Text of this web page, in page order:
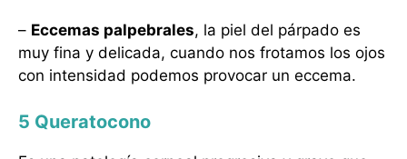
– Eccemas palpebrales, la piel del párpado es
muy fina y delicada, cuando nos frotamos los ojos
con intensidad podemos provocar un eccema.
5 Queratocono